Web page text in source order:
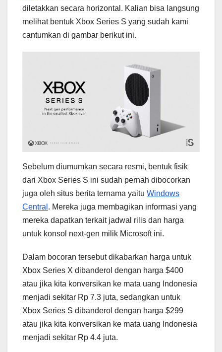
diletakkan secara horizontal. Kalian bisa langsung
melihat bentuk Xbox Series S yang sudah kami
cantumkan di gambar berikut ini.
Sebelum diumumkan secara resmi, bentuk fisik
dari Xbox Series S ini sudah pernah dibocorkan
juga oleh situs berita ternama yaitu Windows
Central . Mereka juga membagikan informasi yang
mereka dapatkan terkait jadwal rilis dan harga
untuk konsol next-gen milik Microsoft ini.
Dalam bocoran tersebut dikabarkan harga untuk
Xbox Series X dibanderol dengan harga $400
atau jika kita konversikan ke mata uang Indonesia
menjadi sekitar Rp 7.3 juta, sedangkan untuk
Xbox Series S dibanderol dengan harga $299
atau jika kita konversikan ke mata uang Indonesia
menjadi sekitar Rp 4.4 juta.